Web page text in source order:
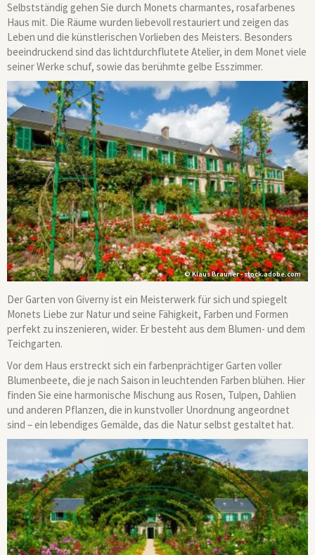
Selbstständig gehen Sie durch Monets charmantes, rosafarbenes
Haus mit. Die Räume wurden liebevoll restauriert und zeigen das
Leben und die künstlerischen Vorlieben des Meisters. Besonders
beeindruckend sind das lichtdurchflutete Atelier, in dem Monet viele
seiner Werke schuf, sowie das berühmte gelbe Esszimmer.
© Klaus Brauner - stock.adobe.com
Der Garten von Giverny ist ein Meisterwerk für sich und spiegelt
Monets Liebe zur Natur und seine Fähigkeit, Farben und Formen
perfekt zu inszenieren, wider. Er besteht aus dem Blumen- und dem
Teichgarten.
Vor dem Haus erstreckt sich ein farbenprächtiger Garten voller
Blumenbeete, die je nach Saison in leuchtenden Farben blühen. Hier
finden Sie eine harmonische Mischung aus Rosen, Tulpen, Dahlien
und anderen Pflanzen, die in kunstvoller Unordnung angeordnet
sind – ein lebendiges Gemälde, das die Natur selbst gestaltet hat.